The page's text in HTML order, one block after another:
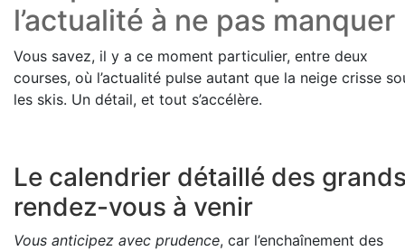
l’actualité à ne pas manquer
Vous savez, il y a ce moment particulier, entre deux
courses, où l’actualité pulse autant que la neige crisse
les skis. Un détail, et tout s’accélère.
Le calendrier détaillé des
rendez-vous à venir
Vous anticipez avec prudence, car l’enchaînement des